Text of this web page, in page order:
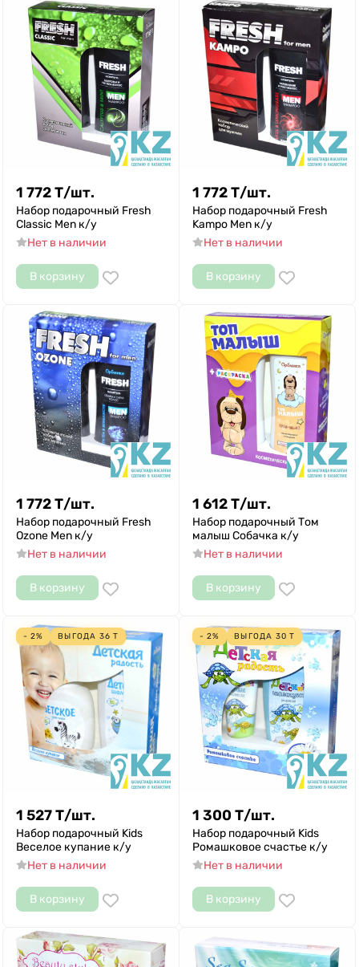
1 772Т/шт.
Набор подарочный Fresh
Classic Men к/у
Нет в наличии
В корзину
1 772Т/шт.
Набор подарочный Fresh
Kampo Men к/у
Нет в наличии
В корзину
1 772Т/шт.
Набор подарочный Fresh
Ozone Men к/у
Нет в наличии
В корзину
1 612Т/шт.
Набор подарочный Том
малыш Собачка к/у
Нет в наличии
В корзину
- 2% ВЫГОДА 36 Т
1 527Т/шт.
Набор подарочный Kids
Веселое купание к/у
Нет в наличии
В корзину
- 2% ВЫГОДА 30 Т
1 300 Т/шт.
Набор подарочный Kids
Ромашковое счастье к/у
Нет в наличии
В корзину